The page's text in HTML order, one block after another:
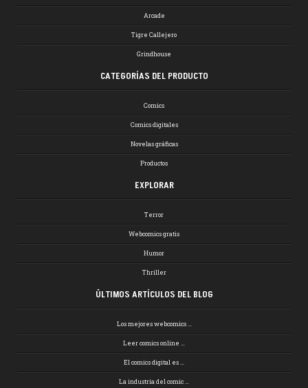
Arcade
Tigre Callejero
Grindhouse
CATEGORÍAS DEL PRODUCTO
Comics
Comics digitales
Novelas gráficas
Productos
EXPLORAR
Terror
Webcomics gratis
Humor
Thriller
ÚLTIMOS ARTÍCULOS DEL BLOG
Los mejores webcomics …
Leer comics online …
El comics digital es …
La industria del comic …